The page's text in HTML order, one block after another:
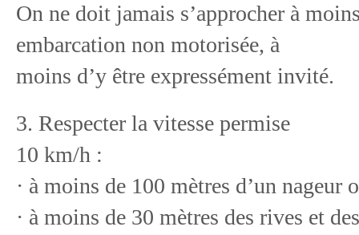
On ne doit jamais s’approcher à
embarcation non motorisée, à
moins d’y être expressément invité.
3. Respecter la vitesse permise
10 km/h :
· à moins de 100 mètres d’un
· à moins de 30 mètres des rives et